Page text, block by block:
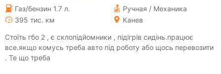
Газ/бензин 1.7 л.
Ручная / Механика
395 тис. км
Канев
Стоїть гбо 2 , є склопідйомники , підігрів сидінь.працює
все.якщо комусь треба авто під роботу або щось перевозити
. Те що треба